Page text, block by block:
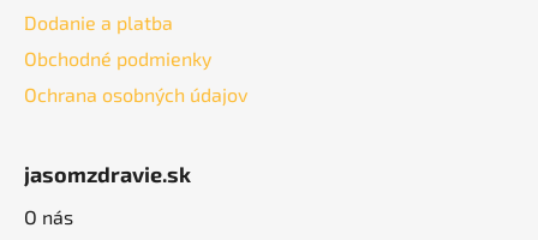
Dodanie a platba
Obchodné podmienky
Ochrana osobných údajov
jasomzdravie.sk
O nás